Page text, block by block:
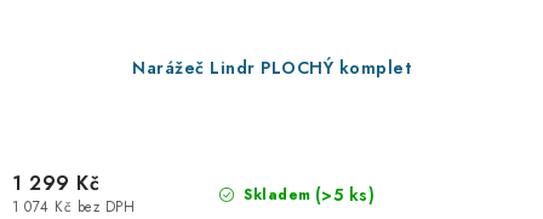
Narážeč Lindr PLOCHÝ komplet
Skladem (>5 ks)
1 074 Kč bez DPH
1 299 Kč